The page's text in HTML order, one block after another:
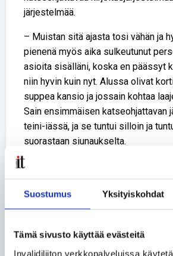
Suostumus Yksityiskohdat
Tämä sivusto käyttää evästeitä
Invalidiliiton verkkopalveluissa
järjestelmää.
– Muistan sitä ajasta tosi vähän ja
pienenä myös aika sulkeutunut
asioita sisälläni, koska en päässyt
niin hyvin kuin nyt. Alussa olivat
suppea kansio ja jossain kohtaa
Sain ensimmäisen katseohjattavan
teini-iässä, ja se tuntui silloin ja
suorastaan siunaukselta.
Virta on valmistunut merkonomiksi
yrittäjäkurssin vuonna 2021.
tyytyväinen tähän elämänvaiheeseen.